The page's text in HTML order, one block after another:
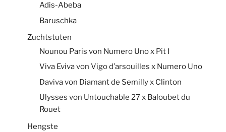
Adis-Abeba
Baruschka
Zuchtstuten
Nounou Paris von Numero Uno x Pit I
Viva Eviva von Vigo d’arsouilles x Numero Uno
Daviva von Diamant de Semilly x Clinton
Ulysses von Untouchable 27 x Baloubet du
Rouet
Hengste